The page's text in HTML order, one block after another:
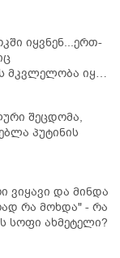
იყვნენ...ერთ-
მკვლელობა იყო"
ტრაგედიის
შეცდომა,
პუტინის
ვიყავი და მინდა
რა მოხდა" - რა
სოფი ახმეტელი?